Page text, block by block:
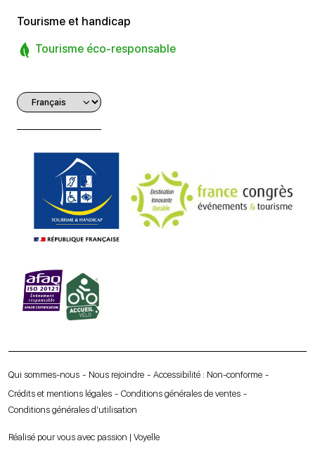
Tourisme et handicap
Tourisme éco-responsable
Qui sommes-nous Nous rejoindre
Accessibilité : Non-conforme
Crédits et mentions légales
Conditions générales de ventes
Conditions générales d’utilisation
Réalisé pour vous avec passion | Voyelle